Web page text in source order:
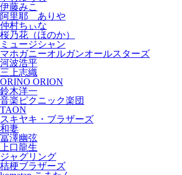
伊藤みこ
阿里耶 ありや
仲村ちぃな
桜乃花（ほのか）
ミュージシャン
マホガニーオルガンオールスターズ
河波浩平
三上志織
ORINO ORION
鈴木洋一
音楽ピクニック楽団
TAON
スキヤキ・ブラザーズ
和妻
冨澤幽弦
上口龍生
ジャグリング
桔梗ブラザーズ